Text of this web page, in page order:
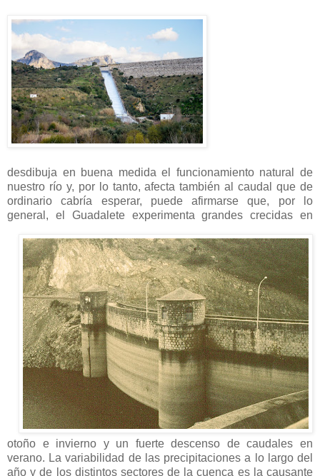
desdibuja en buena medida el funcionamiento natural de
nuestro río y, por lo tanto, afecta también al caudal que de
ordinario cabría esperar, puede afirmarse que, por lo
general, el Guadalete experimenta grandes crecidas en
otoño e invierno y un fuerte descenso de caudales en
verano. La variabilidad de las precipitaciones a lo largo del
año y de los distintos sectores de la cuenca es la causante